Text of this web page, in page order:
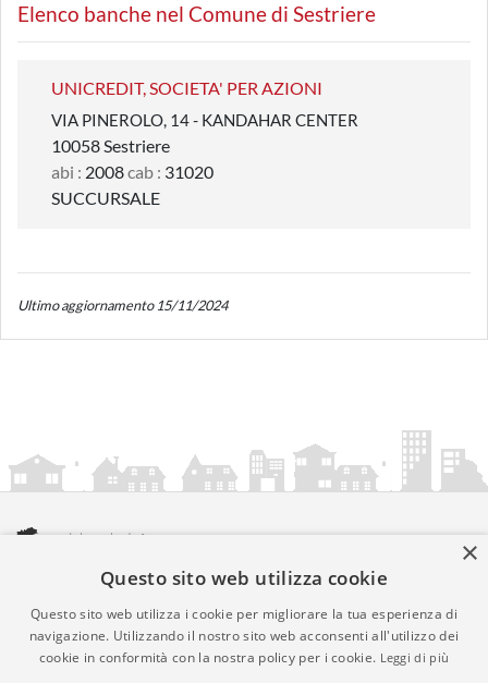
Elenco banche nel Comune di Sestriere
UNICREDIT, SOCIETA' PER AZIONI
VIA PINEROLO, 14 - KANDAHAR CENTER
10058 Sestriere
abi : 2008cab : 31020
SUCCURSALE
Ultimo aggiornamento 15/11/2024
amministrazionicomunali.it è una iniziativa diartemedia.it
© Copyright MMXXIV - P.IVA 05400000724
Informazioni sul servizio |Informativa Privacy| Informativa
Cookies • Time 0.0076
×
Questo sito web utilizza cookie
Questo sito web utilizza i cookie per migliorare la tua esperienza di
navigazione. Utilizzando il nostro sito web acconsenti all'utilizzo dei
cookie in conformità con la nostra policy per i cookie. Leggi di più